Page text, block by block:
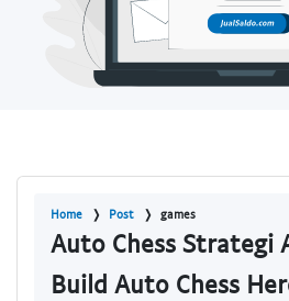
Home Post games
Auto Chess Strategi
Build Auto Chess